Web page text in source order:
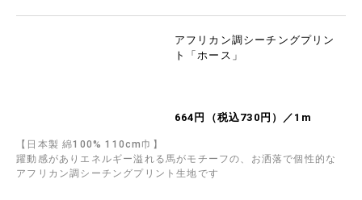
アフリカン調シーチングプリン
ト「ホース」
664円（税込730円）／1m
【日本製 綿100% 110cm巾】
躍動感がありエネルギー溢れる馬がモチーフの、お洒落で個性的な
アフリカン調シーチングプリント生地です